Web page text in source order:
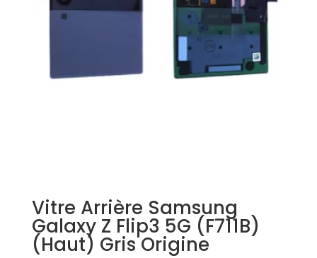
Vitre Arrière Samsung
Galaxy Z Flip3 5G (F711B)
(Haut) Gris Origine